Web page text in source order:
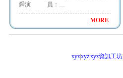
舜演 員：…
MORE
xyzxyzxyz資訊工坊